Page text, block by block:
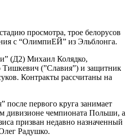
просмотра, трое белорусов
с “ОлимпиЕЙ” из Эльблонга.
(Д2) Михаил Колядко,
(”Славия”) и защитник
Контракты рассчитаны на
первого круга занимает
дивизионе чемпионата Польши, а
призван недавно назначенный
Радушко.